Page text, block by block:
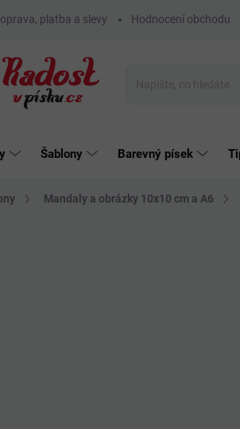
platba a slevy Hodnocení obchodu
Šablony Barevný písek
Mandaly a obrázky 10x10 cm a A6